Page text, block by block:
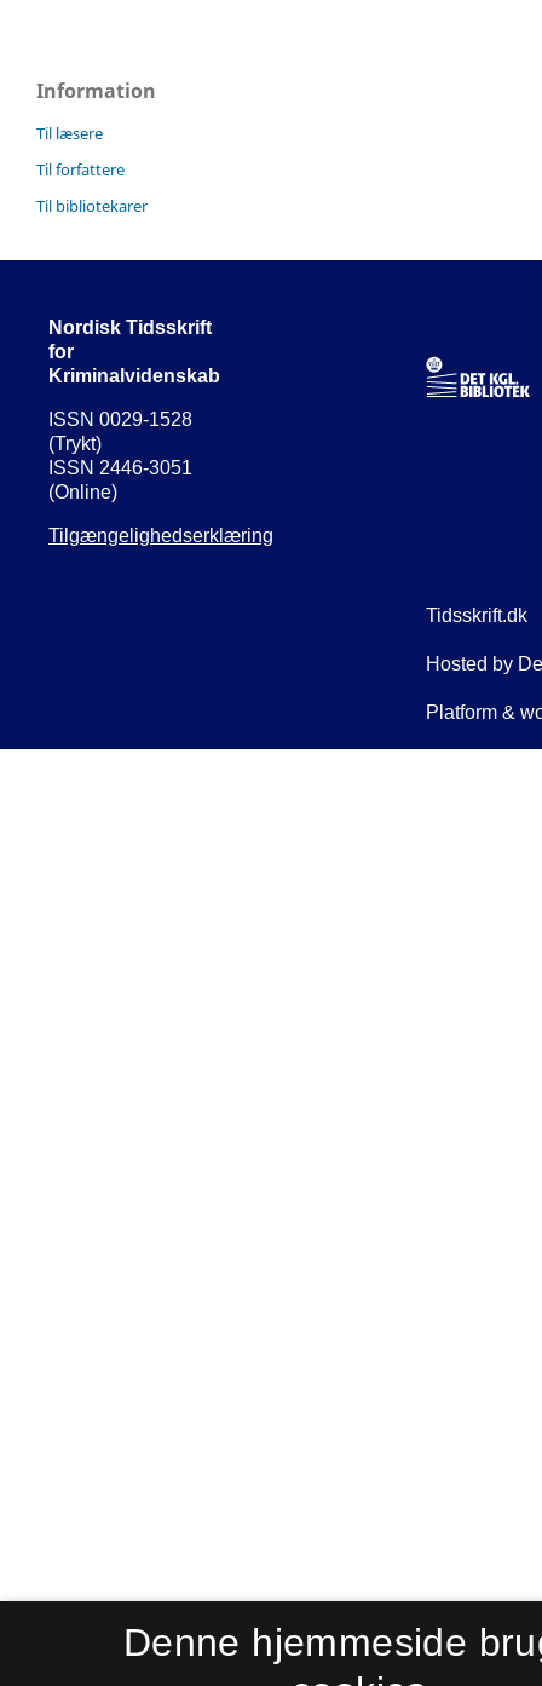
Information
Til læsere
Til forfattere
Til bibliotekarer
Nordisk Tidsskrift
for
Kriminalvidenskab
ISSN 0029-1528
(Trykt)
ISSN 2446-3051
(Online)
Tilgængelighedserklæring
Denne hjemmeside